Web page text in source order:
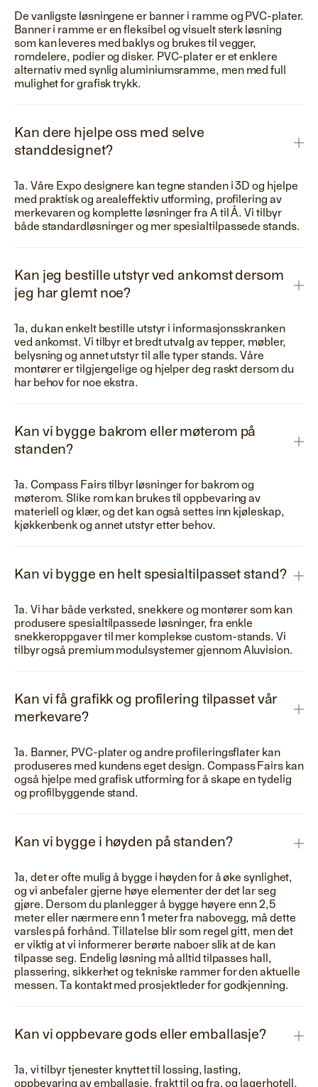
De vanligste løsningene er banner i ramme og PVC-plater.
Banner i ramme er en fleksibel og visuelt sterk løsning
som kan leveres med baklys og brukes til vegger,
romdelere, podier og disker. PVC-plater er et enklere
alternativ med synlig aluminiumsramme, men med full
mulighet for grafisk trykk.
Kan dere hjelpe oss med selve
standdesignet?
Ja. Våre Expo designere kan tegne standen i 3D og hjelpe
med praktisk og arealeffektiv utforming, profilering av
merkevaren og komplette løsninger fra A til Å. Vi tilbyr
både standardløsninger og mer spesialtilpassede stands.
Kan jeg bestille utstyr ved ankomst dersom
jeg har glemt noe?
Ja, du kan enkelt bestille utstyr i informasjonsskranken
ved ankomst. Vi tilbyr et bredt utvalg av tepper, møbler,
belysning og annet utstyr til alle typer stands. Våre
montører er tilgjengelige og hjelper deg raskt dersom du
har behov for noe ekstra.
Kan vi bygge bakrom eller møterom på
standen?
Ja. Compass Fairs tilbyr løsninger for bakrom og
møterom. Slike rom kan brukes til oppbevaring av
materiell og klær, og det kan også settes inn kjøleskap,
kjøkkenbenk og annet utstyr etter behov.
Kan vi bygge en helt spesialtilpasset stand?
Ja. Vi har både verksted, snekkere og montører som kan
produsere spesialtilpassede løsninger, fra enkle
snekkeroppgaver til mer komplekse custom-stands. Vi
tilbyr også premium modulsystemer gjennom Aluvision.
Kan vi få grafikk og profilering tilpasset vår
merkevare?
Ja. Banner, PVC-plater og andre profileringsflater kan
produseres med kundens eget design. Compass Fairs kan
også hjelpe med grafisk utforming for å skape en tydelig
og profilbyggende stand.
Kan vi bygge i høyden på standen?
Ja, det er ofte mulig å bygge i høyden for å øke synlighet,
og vi anbefaler gjerne høye elementer der det lar seg
gjøre. Dersom du planlegger å bygge høyere enn 2,5
meter eller nærmere enn 1 meter fra nabovegg, må dette
varsles på forhånd. Tillatelse blir som regel gitt, men det
er viktig at vi informerer berørte naboer slik at de kan
tilpasse seg. Endelig løsning må alltid tilpasses hall,
plassering, sikkerhet og tekniske rammer for den aktuelle
messen. Ta kontakt med prosjektleder for godkjenning.
Kan vi oppbevare gods eller emballasje?
Ja, vi tilbyr tjenester knyttet til lossing, lasting,
oppbevaring av emballasje, frakt til og fra, og lagerhotell.